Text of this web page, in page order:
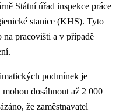
Státní úřad inspekce práce
stanice (KHS). Tyto
pracovišti a v případě
podmínek je
dosáhnout až 2 000
že zaměstnavatel